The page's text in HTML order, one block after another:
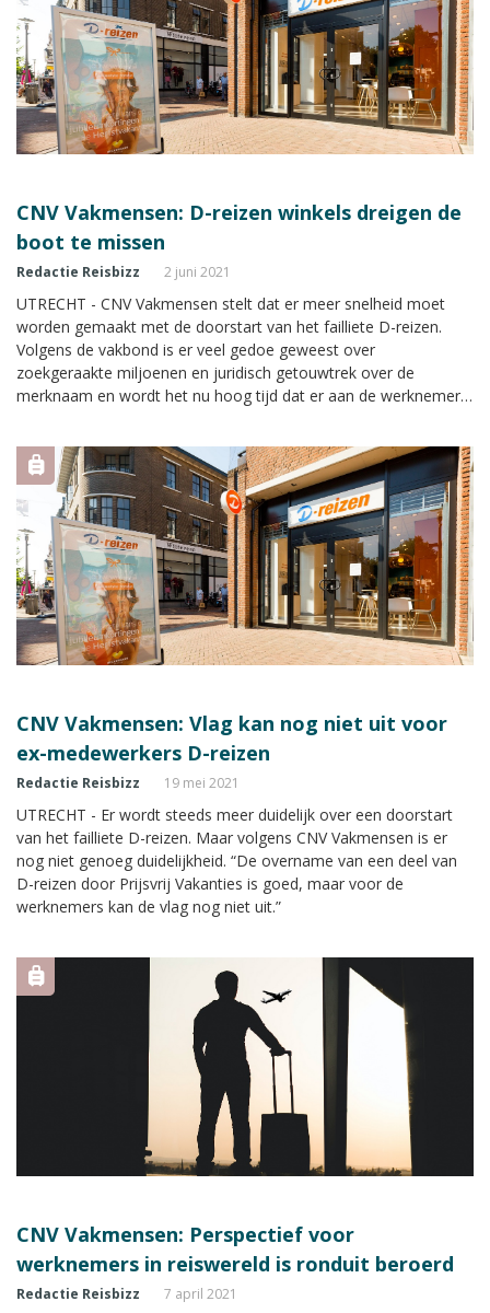
CNV Vakmensen: D-reizen winkels dreigen de
boot te missen
Redactie Reisbizz 2 juni 2021
UTRECHT - CNV Vakmensen stelt dat er meer snelheid moet
worden gemaakt met de doorstart van het failliete D-reizen.
Volgens de vakbond is er veel gedoe geweest over
zoekgeraakte miljoenen en juridisch getouwtrek over de
merknaam en wordt het nu hoog tijd dat er aan de werknemers
CNV Vakmensen: Vlag kan nog niet uit voor
ex-medewerkers D-reizen
Redactie Reisbizz 19 mei 2021
UTRECHT - Er wordt steeds meer duidelijk over een doorstart
van het failliete D-reizen. Maar volgens CNV Vakmensen is er
nog niet genoeg duidelijkheid. “De overname van een deel van
D-reizen door Prijsvrij Vakanties is goed, maar voor de
werknemers kan de vlag nog niet uit.”
CNV Vakmensen: Perspectief voor
werknemers in reiswereld is ronduit beroerd
Redactie Reisbizz 7 april 2021